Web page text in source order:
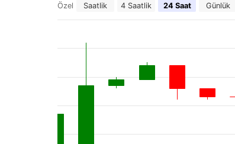
Özel Saatlik 4 Saatlik 24 Saat Günlük